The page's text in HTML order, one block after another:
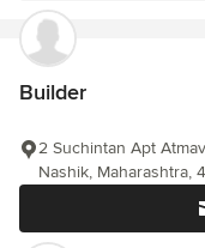
Builder
2 Suchintan Apt
Nashik, Maharashtra,